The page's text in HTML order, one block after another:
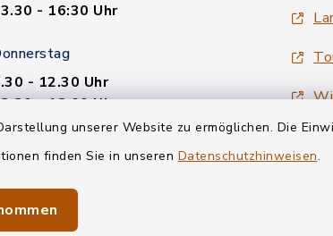
unserer Website zu ermöglichen. Die
finden Sie in unseren Datenschutzhinweisen.
- 16:30 Uhr
- 12.30 Uhr
- 18.00 Uhr
Freitag